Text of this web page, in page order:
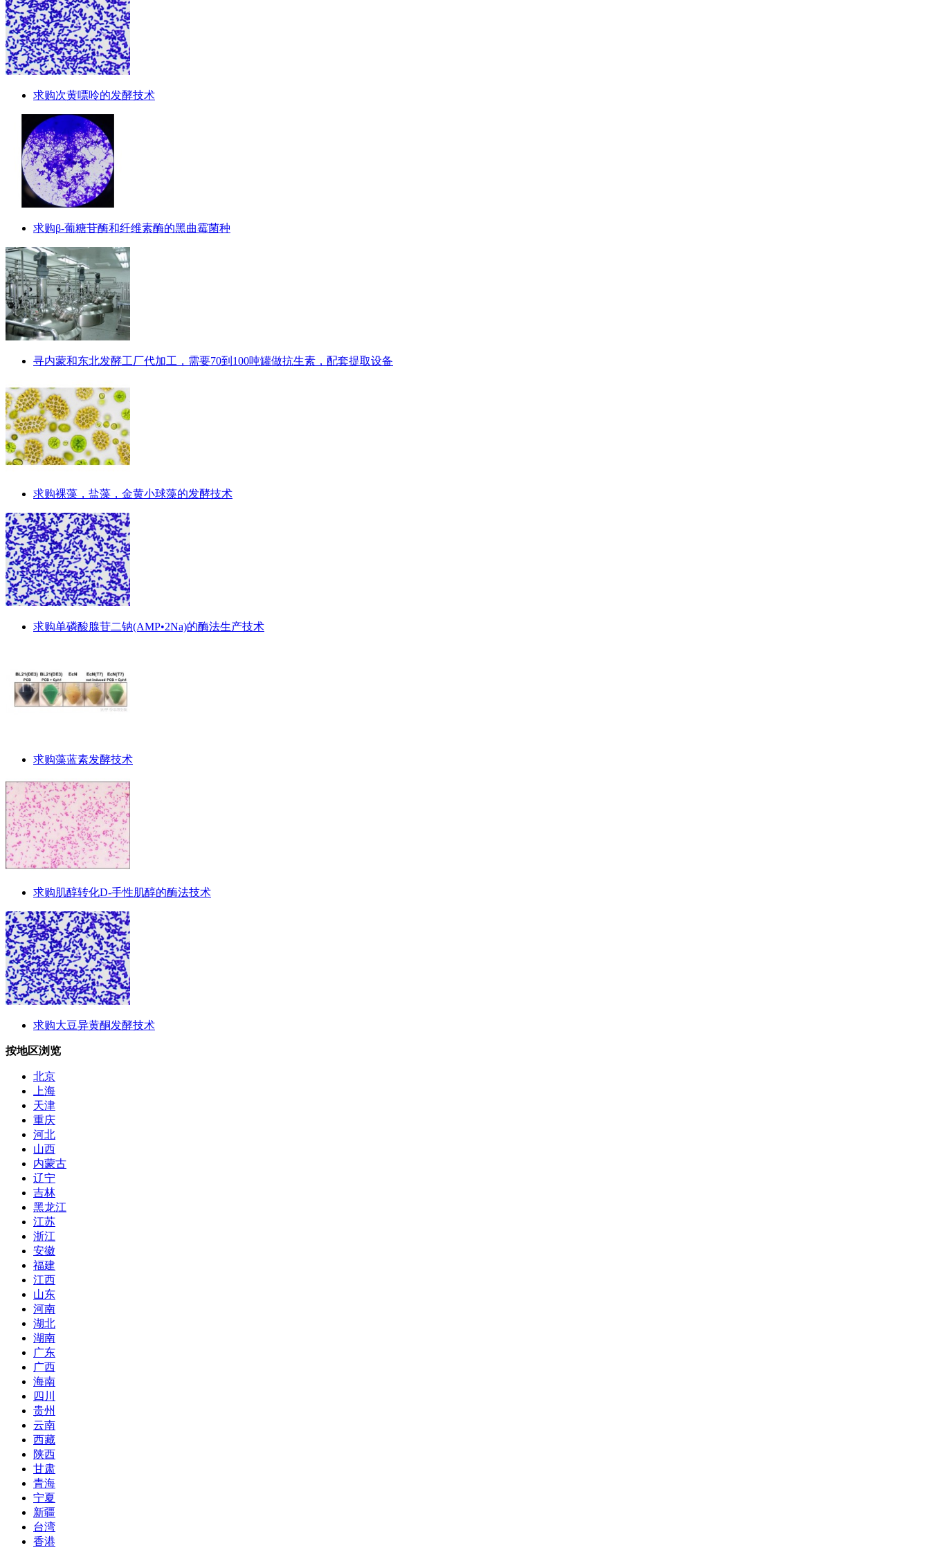
求购次黄嘌呤的发酵技术
求购β-葡糖苷酶和纤维素酶的黑曲霉菌种
寻内蒙和东北发酵工厂代加工，需要70到100吨罐做抗生素，配套提取设备
求购裸藻，盐藻，金黄小球藻的发酵技术
求购单磷酸腺苷二钠(AMP•2Na)的酶法生产技术
求购藻蓝素发酵技术
求购肌醇转化D-手性肌醇的酶法技术
求购大豆异黄酮发酵技术
按地区浏览
北京
上海
天津
重庆
河北
山西
内蒙古
辽宁
吉林
黑龙江
江苏
浙江
安徽
福建
江西
山东
河南
湖北
湖南
广东
广西
海南
四川
贵州
云南
西藏
陕西
甘肃
青海
宁夏
新疆
台湾
香港